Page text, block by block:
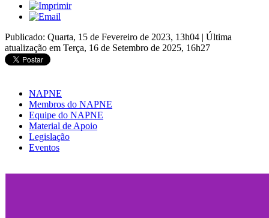
Publicado: Quarta, 15 de Fevereiro de 2023, 13h04 | Última
atualização em Terça, 16 de Setembro de 2025, 16h27
NAPNE
Membros do NAPNE
Equipe do NAPNE
Material de Apoio
Legislação
Eventos